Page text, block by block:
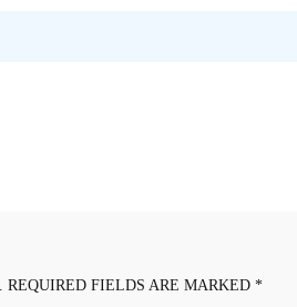
REQUIRED FIELDS ARE MARKED *